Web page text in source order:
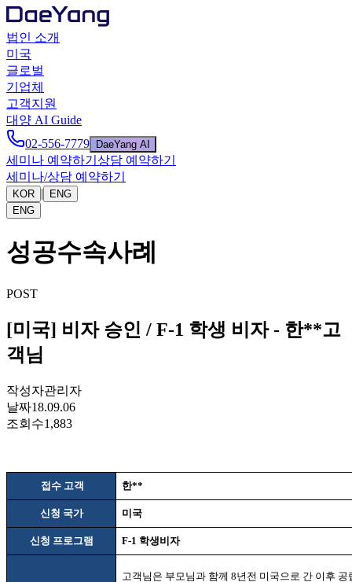
법인 소개
미국
글로벌
기업체
고객지원
대양 AI Guide
02-556-7779
DaeYang AI
세미나 예약하기 상담 예약하기
세미나/상담 예약하기
KOR |
ENG
ENG
성공수속사례
POST
[미국] 비자 승인 / F-1 학생 비자 - 한**고
객님
작성자관리자
날짜18.09.06
조회수1,883
접수 고객 한**
신청 국가 미국
신청 프로그램 F-1 학생비자
고객님은 부모님과 함께 8년전 미국으로 간 이후 공